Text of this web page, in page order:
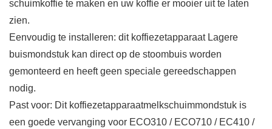
schuimkoffie te maken en uw koffie er mooier uit te laten
zien.
Eenvoudig te installeren: dit koffiezetapparaat Lagere
buismondstuk kan direct op de stoombuis worden
gemonteerd en heeft geen speciale gereedschappen
nodig.
Past voor: Dit koffiezetapparaatmelkschuimmondstuk is
een goede vervanging voor ECO310 / ECO710 / EC410 /